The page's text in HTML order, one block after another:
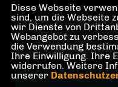
der nachfolgenden
Anti-Roboter-
Hier
Diese Webseite
sind, um die Webseite
wir Dienste von
Webangebot zu
die Verwendung
Ihre Einwilligung. Ihre
widerrufen. Weitere
unserer